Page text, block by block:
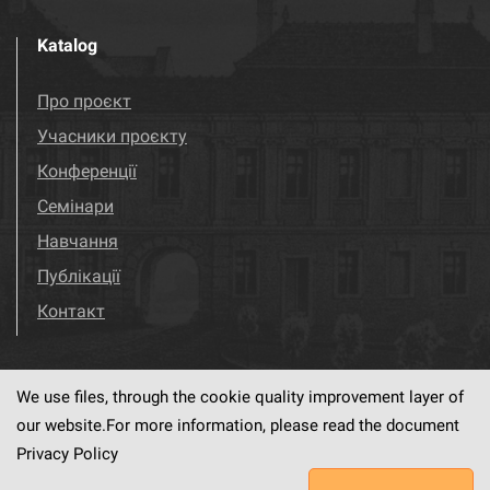
Katalog
Про проєкт
Учасники проєкту
Конференції
Семінари
Навчання
Публікації
Контакт
Visit us! Facebook
We use files, through the cookie quality improvement layer of
our website.For more information, please read the document
Privacy Policy